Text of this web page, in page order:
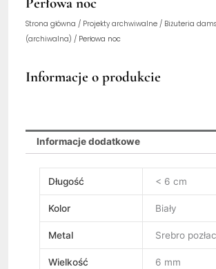
Strona główna / Projekty archwiwalne / Biżuteria
(archiwalna) / Perłowa noc
Informacje o produkcie
Informacje dodatkowe
Długość < 6 cm
Kolor Biały
Metal Srebro
Wielkość
6 mm